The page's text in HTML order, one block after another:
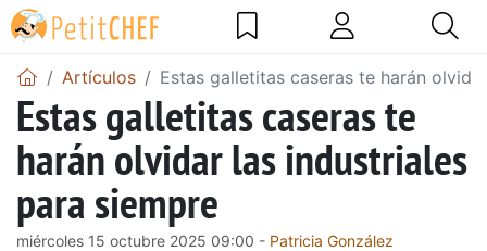
Artículos Estas galletitas caseras te harán
Estas galletitas caseras te
harán olvidar las industriales
para siempre
miércoles 15 octubre 2025 09:00 - Patricia González